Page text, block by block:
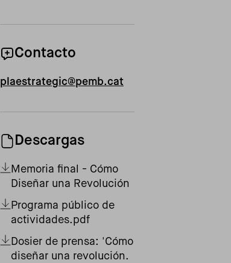
Contacto
plaestrategic@pemb.cat
Descargas
Memoria final - Cómo
Diseñar una Revolución
Programa público de
actividades.pdf
Dosier de prensa: 'Cómo
diseñar una revolución.